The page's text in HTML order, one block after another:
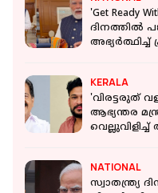
'Get Ready
ദിനത്തിൽ
അഭ്യർത്ഥിച്ച്
KERALA
'വിരട്ടരുത് വളർന്ന പാർട്ടി വേറെയാണ്';
ആഭ്യന്തര
NATIONAL
സ്വാതന്ത്ര്യ